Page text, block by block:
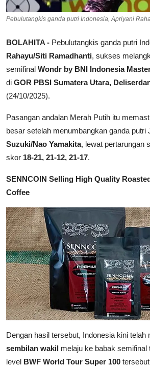
Pebulutangkis ganda putri Indonesia, Apriyani
BOLAHITA - Pebulutangkis ganda putri
Rahayu/Siti Ramadhanti, sukses
semifinal Wondr by BNI Indonesia
di GOR PBSI Sumatera Utara,
(24/10/2025).
Pasangan andalan Merah Putih itu
besar setelah menumbangkan ganda putri
Suzuki/Nao Yamakita, lewat pertarungan
skor 18-21, 21-12, 21-17.
SENNCOIN Selling High Quality
Coffee
Dengan hasil tersebut, Indonesia kini telah
sembilan wakil melaju ke babak semifinal
level BWF World Tour Super 100